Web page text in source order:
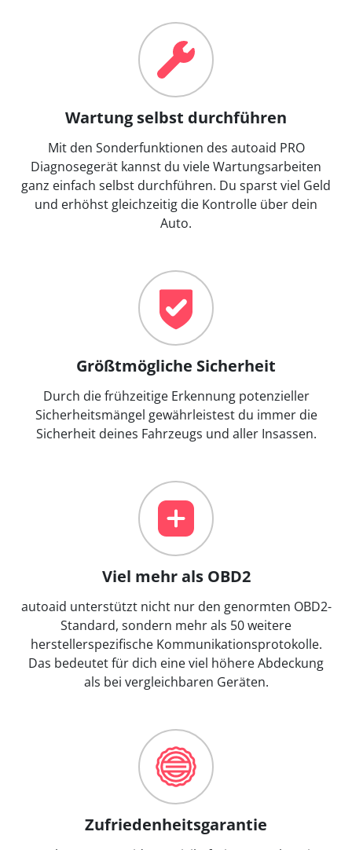
Wartung selbst durchführen
Mit den Sonderfunktionen des autoaid PRO
Diagnosegerät kannst du viele Wartungsarbeiten
ganz einfach selbst durchführen. Du sparst viel Geld
und erhöhst gleichzeitig die Kontrolle über dein
Auto.
Größtmögliche Sicherheit
Durch die frühzeitige Erkennung potenzieller
Sicherheitsmängel gewährleistest du immer die
Sicherheit deines Fahrzeugs und aller Insassen.
Viel mehr als OBD2
autoaid unterstützt nicht nur den genormten OBD2-
Standard, sondern mehr als 50 weitere
herstellerspezifische Kommunikationsprotokolle.
Das bedeutet für dich eine viel höhere Abdeckung
als bei vergleichbaren Geräten.
Zufriedenheitsgarantie